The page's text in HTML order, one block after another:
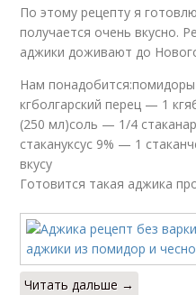
По этому рецепту я
получается очень вкусно.
аджики доживают до
Нам
кгболгарский перец — 1
(250 мл)соль — 1/4
стакануксус 9% — 1
вкусу
Готовится такая аджика
Читать дальше →